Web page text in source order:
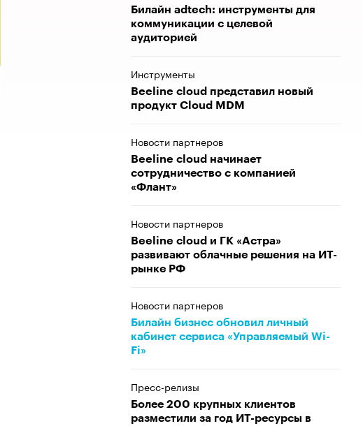
Билайн adtech: инструменты для
коммуникации с целевой
аудиторией
Инструменты
Beeline cloud представил новый
продукт Cloud MDM
Новости партнеров
Beeline cloud начинает
сотрудничество с компанией
«Флант»
Новости партнеров
Beeline cloud и ГК «Астра»
развивают облачные решения на ИТ-
рынке РФ
Новости партнеров
Билайн бизнес обновил личный
кабинет сервиса «Управляемый Wi-
Fi»
Пресс-релизы
Более 200 крупных клиентов
разместили за год ИТ-ресурсы в